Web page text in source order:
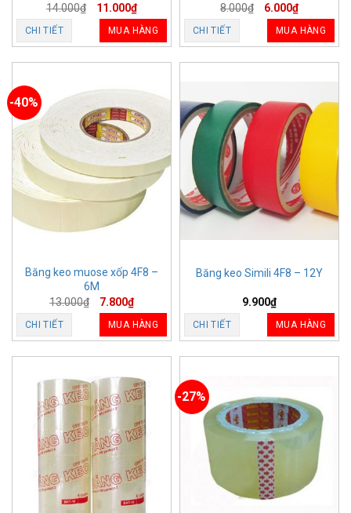
14.000₫ 11.000₫
CHI TIẾT MUA HÀNG
8.000₫ 6.000₫
CHI TIẾT MUA HÀNG
-40%
Băng keo muose xốp 4F8 –
6M
13.000₫ 7.800₫
CHI TIẾT MUA HÀNG
Băng keo Simili 4F8 – 12Y
9.900₫
CHI TIẾT MUA HÀNG
-27%